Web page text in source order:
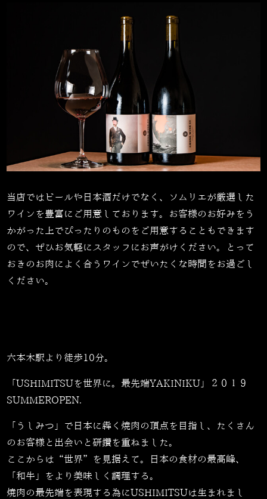
当店ではビールや日本酒だけでなく、ソムリエが厳選した
ワインを豊富にご用意しております。お客様のお好みをう
かがった上でぴったりのものをご用意することもできます
ので、ぜひお気軽にスタッフにお声がけください。とって
おきのお肉によく合うワインでぜいたくな時間をお過ごし
ください。
六本木駅より徒歩10分。
「USHIMITSUを世界に。最先端YAKINIKU」２０１９
SUMMEROPEN.
「うしみつ」で日本に犇く焼肉の頂点を目指し、たくさん
のお客様と出会いと研鑽を重ねました。
ここからは“世界”を見据えて。日本の食材の最高峰、
「和牛」をより美味しく調理する。
焼肉の最先端を表現する為にUSHIMITSUは生まれまし